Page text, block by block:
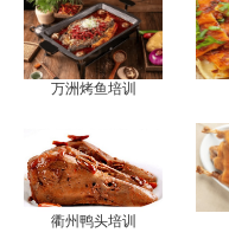
万洲烤鱼培训
衢州鸭头培训